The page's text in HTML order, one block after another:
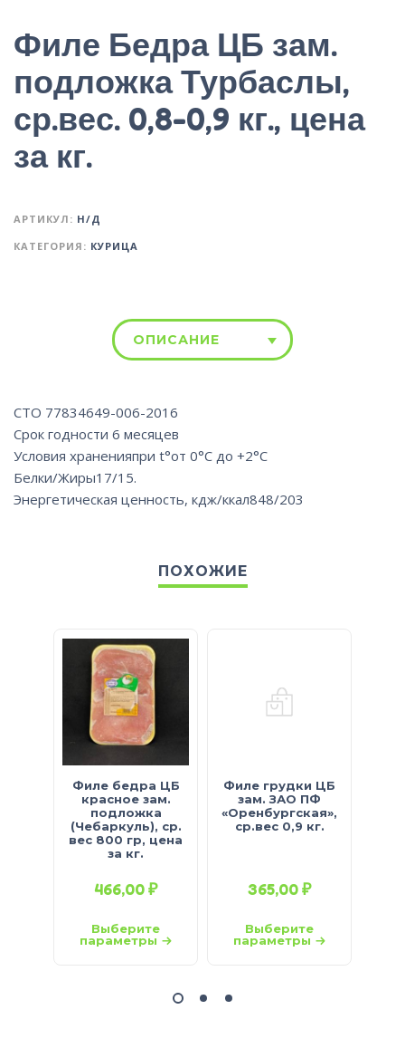
Филе Бедра ЦБ зам.
подложка Турбаслы,
ср.вес. 0,8-0,9 кг., цена
за кг.
АРТИКУЛ: Н/Д
КАТЕГОРИЯ: КУРИЦА
ОПИСАНИЕ
СТО 77834649-006-2016
Срок годности 6 месяцев
Условия храненияпри t°от 0°С до +2°С
Белки/Жиры17/15.
Энергетическая ценность, кдж/ккал848/203
ПОХОЖИЕ
Филе бедра ЦБ
красное зам.
подложка
(Чебаркуль), ср.
вес 800 гр, цена
за кг.
466,00₽
Выберите
параметры
Филе грудки ЦБ
зам. ЗАО ПФ
«Оренбургская»,
ср.вес 0,9 кг.
365,00₽
Выберите
параметры